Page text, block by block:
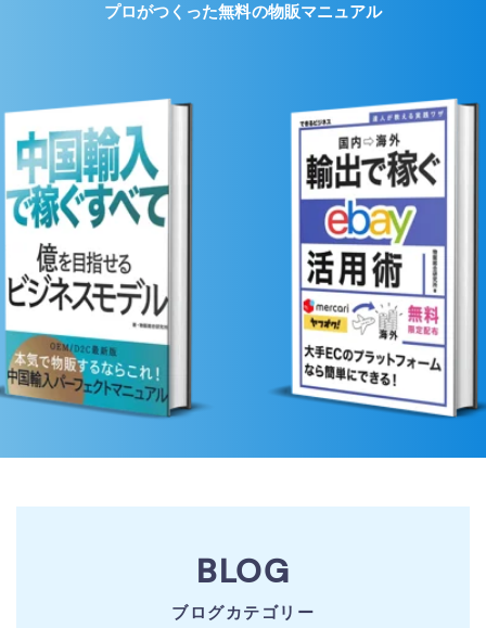
プロがつくった無料の物販マニュアル
BLOG
ブログカテゴリー